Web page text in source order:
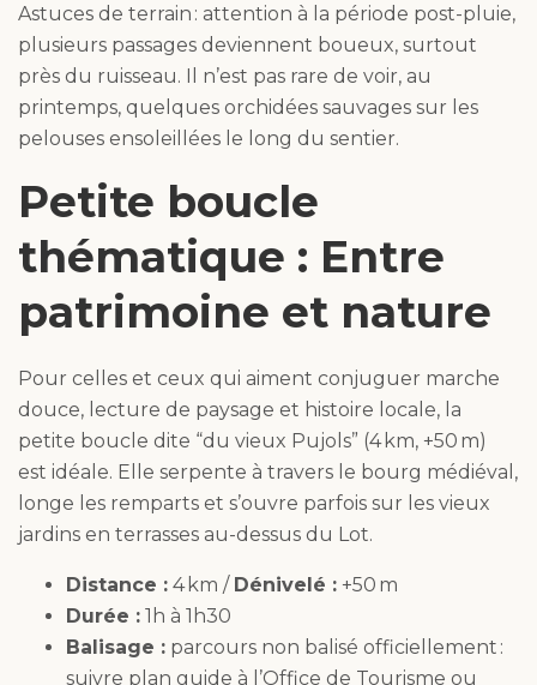
Astuces de terrain : attention à la période post-pluie,
plusieurs passages deviennent boueux, surtout
près du ruisseau. Il n’est pas rare de voir, au
printemps, quelques orchidées sauvages sur les
pelouses ensoleillées le long du sentier.
Petite boucle
thématique : Entre
patrimoine et nature
Pour celles et ceux qui aiment conjuguer marche
douce, lecture de paysage et histoire locale, la
petite boucle dite “du vieux Pujols” (4 km, +50 m)
est idéale. Elle serpente à travers le bourg médiéval,
longe les remparts et s’ouvre parfois sur les vieux
jardins en terrasses au-dessus du Lot.
Distance : 4 km / Dénivelé : +50 m
Durée : 1h à 1h30
Balisage : parcours non balisé officiellement :
suivre plan guide à l’Office de Tourisme ou